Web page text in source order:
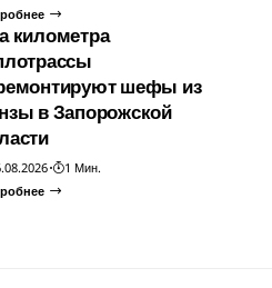
километра
шефы из
в Запорожской
1 Мин.